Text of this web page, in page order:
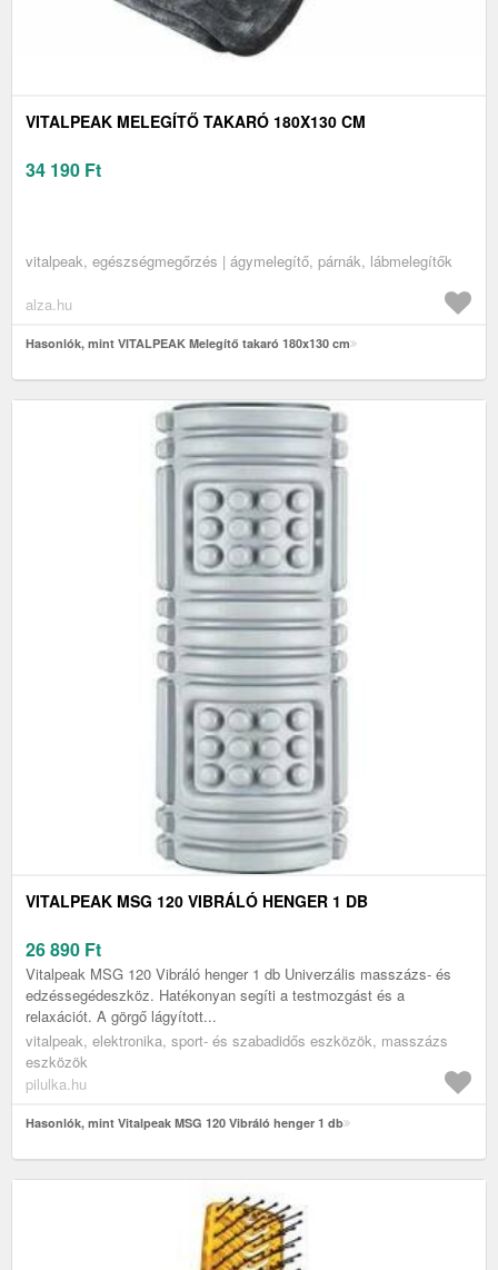
VITALPEAK MELEGÍTŐ TAKARÓ 180X130 CM
34 190 Ft
vitalpeak, egészségmegőrzés | ágymelegítő, párnák, lábmelegítők
alza.hu
Hasonlók, mint VITALPEAK Melegítő takaró 180x130 cm
VITALPEAK MSG 120 VIBRÁLÓ HENGER 1 DB
26 890 Ft
Vitalpeak MSG 120 Vibráló henger 1 db Univerzális masszázs- és
edzéssegédeszköz. Hatékonyan segíti a testmozgást és a
relaxációt. A görgő lágyított...
vitalpeak, elektronika, sport- és szabadidős eszközök, masszázs
eszközök
pilulka.hu
Hasonlók, mint Vitalpeak MSG 120 Vibráló henger 1 db